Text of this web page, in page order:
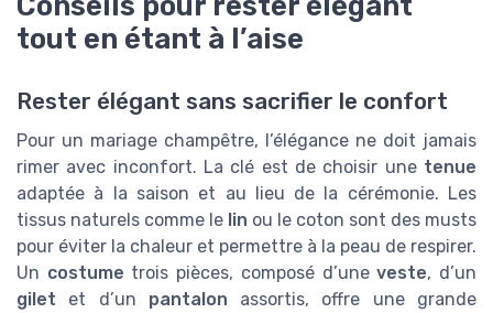
tout en étant à l’aise
Rester élégant sans sacrifier le confort
Pour un mariage champêtre, l’élégance ne doit jamais
rimer avec inconfort. La clé est de choisir une tenue
adaptée à la saison et au lieu de la cérémonie. Les
tissus naturels comme le lin ou le coton sont des musts
pour éviter la chaleur et permettre à la peau de respirer.
Un costume trois pièces, composé d’uneveste, d’un
gilet et d’un pantalon assortis, offre une grande